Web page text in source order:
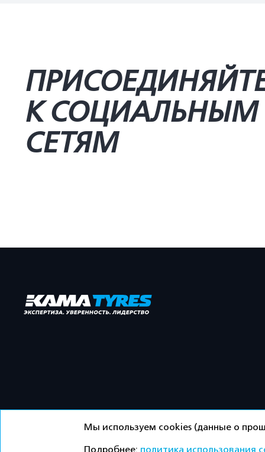
К СОЦИАЛЬНЫМ
СЕТЯМ
Мы используем cookies (данные о
Подробнее: политика использования